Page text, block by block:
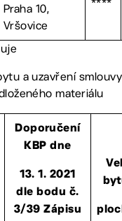
Praha 10,
Vršovice
****
a uzavření
materiálu
Doporučení
KBP dne
13. 1. 2021
dle bodu č.
3/39 Zápisu